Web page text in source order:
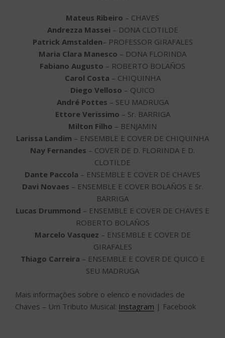
Mateus Ribeiro – CHAVES
Andrezza Massei – DONA CLOTILDE
Patrick Amstalden– PROFESSOR GIRAFALES
Maria Clara Manesco – DONA FLORINDA
Fabiano Augusto – ROBERTO BOLAÑOS
Carol Costa – CHIQUINHA
Diego Velloso – QUICO
André Pottes – SEU MADRUGA
Ettore Verissimo – Sr. BARRIGA
Milton Filho – BENJAMIN
Larissa Landim – ENSEMBLE E COVER DE CHIQUINHA
Nay Fernandes – COVER DE D. FLORINDA E D.
CLOTILDE
Dante Paccola – ENSEMBLE E COVER DE CHAVES
Davi Novaes – ENSEMBLE E COVER BOLAÑOS E Sr.
BARRIGA
Lucas Drummond – ENSEMBLE E COVER DE CHAVES E
ROBERTO BOLAÑOS
Marcelo Vasquez – ENSEMBLE E COVER DE
GIRAFALES
Thiago Carreira – ENSEMBLE E COVER DE QUICO E
SEU MADRUGA
Mais informações sobre o elenco e novidades de
Chaves – Um Tributo Musical: Instagram | Facebook